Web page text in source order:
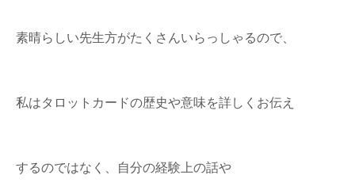
素晴らしい先生方がたくさんいらっしゃるので、
私はタロットカードの歴史や意味を詳しくお伝え
するのではなく、自分の経験上の話や